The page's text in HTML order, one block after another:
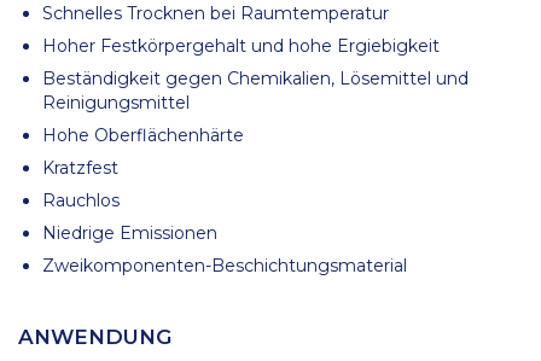
Schnelles Trocknen bei Raumtemperatur
Hoher Festkörpergehalt und hohe Ergiebigkeit
Beständigkeit gegen Chemikalien, Lösemittel und
Reinigungsmittel
Hohe Oberflächenhärte
Kratzfest
Rauchlos
Niedrige Emissionen
Zweikomponenten-Beschichtungsmaterial
ANWENDUNG